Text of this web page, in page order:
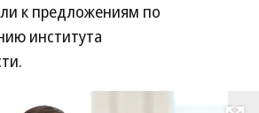
к предложениям по
института